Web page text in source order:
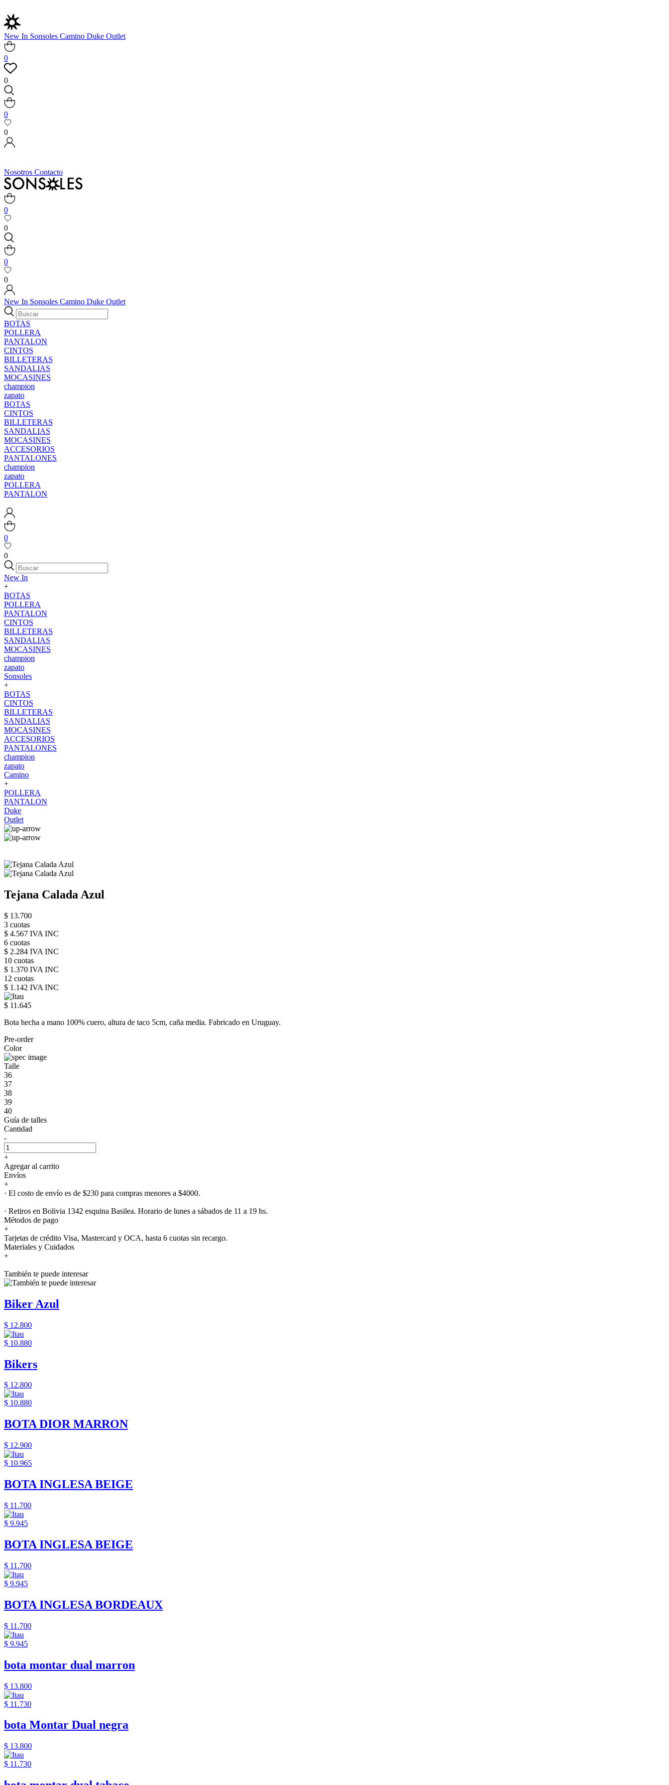
New In Sonsoles Camino Duke Outlet
0
0
0
0
Nosotros Contacto
0
0
0
0
New In Sonsoles Camino Duke Outlet
BOTAS
POLLERA
PANTALON
CINTOS
BILLETERAS
SANDALIAS
MOCASINES
champion
zapato
BOTAS
CINTOS
BILLETERAS
SANDALIAS
MOCASINES
ACCESORIOS
PANTALONES
champion
zapato
POLLERA
PANTALON
0
0
New In
+
BOTAS
POLLERA
PANTALON
CINTOS
BILLETERAS
SANDALIAS
MOCASINES
champion
zapato
Sonsoles
+
BOTAS
CINTOS
BILLETERAS
SANDALIAS
MOCASINES
ACCESORIOS
PANTALONES
champion
zapato
Camino
+
POLLERA
PANTALON
Duke
Outlet
Tejana Calada Azul
$ 13.700
3 cuotas
$ 4.567 IVA INC
6 cuotas
$ 2.284 IVA INC
10 cuotas
$ 1.370 IVA INC
12 cuotas
$ 1.142 IVA INC
$ 11.645
Bota hecha a mano 100% cuero, altura de taco 5cm, caña media. Fabricado en Uruguay.
Pre-order
Color
Talle
36
37
38
39
40
Guía de talles
Cantidad
-
+
Agregar al carrito
Envíos
+
· El costo de envío es de $230 para compras menores a $4000.
· Retiros en Bolivia 1342 esquina Basilea. Horario de lunes a sábados de 11 a 19 hs.
Métodos de pago
+
Tarjetas de crédito Visa, Mastercard y OCA, hasta 6 cuotas sin recargo.
Materiales y Cuidados
+
También te puede interesar
Biker Azul
$ 12.800
$ 10.880
Bikers
$ 12.800
$ 10.880
BOTA DIOR MARRON
$ 12.900
$ 10.965
BOTA INGLESA BEIGE
$ 11.700
$ 9.945
BOTA INGLESA BEIGE
$ 11.700
$ 9.945
BOTA INGLESA BORDEAUX
$ 11.700
$ 9.945
bota montar dual marron
$ 13.800
$ 11.730
bota Montar Dual negra
$ 13.800
$ 11.730